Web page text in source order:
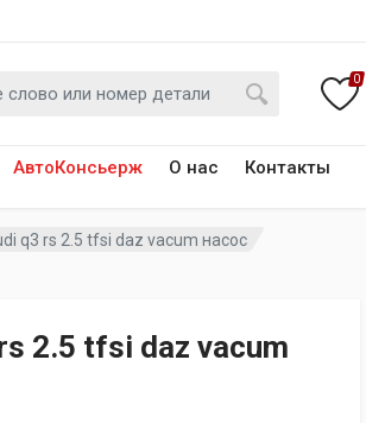
АвтоКонсьерж О нас
Контакты
0
q3 rs 2.5 tfsi daz vacum насос
2.5 tfsi daz vacum